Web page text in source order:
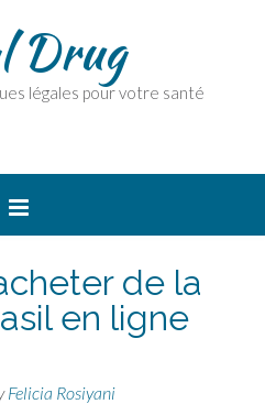
Drug
légales pour votre santé
de la
en ligne
Felicia Rosiyani